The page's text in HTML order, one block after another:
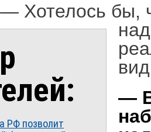
РФ позволит
— Хотелось бы,
—